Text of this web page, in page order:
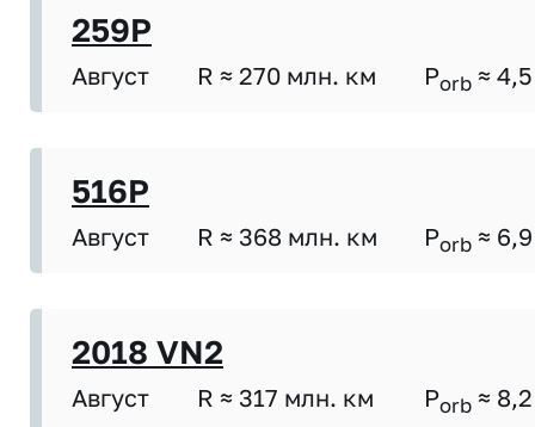
259P
Август R ≈ 270 млн. км Porb ≈ 4,5
516P
Август R ≈ 368 млн. км Porb ≈ 6,9
2018 VN2
Август R ≈ 317 млн. км Porb ≈ 8,2